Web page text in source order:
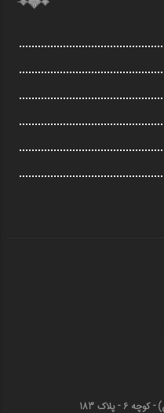
قم - خیابان انقلاب (چهارمردان)‌ - کوچه 6 - پلاک 183